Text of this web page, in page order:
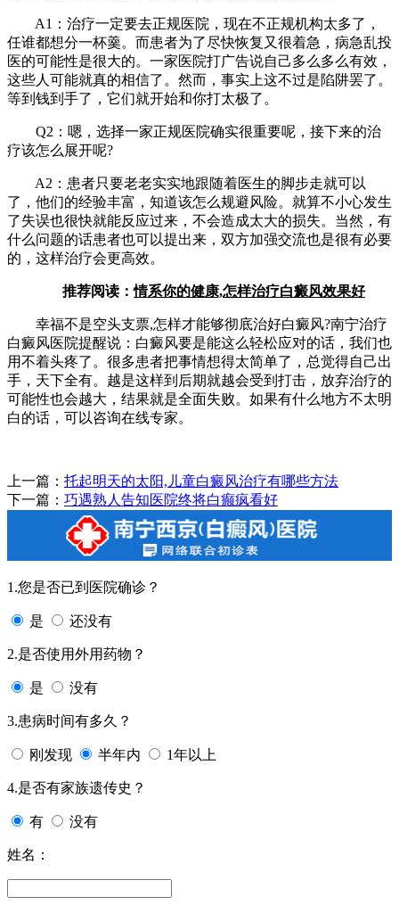
A1：治疗一定要去正规医院，现在不正规机构太多了，
任谁都想分一杯羹。而患者为了尽快恢复又很着急，病急乱投
医的可能性是很大的。一家医院打广告说自己多么多么有效，
这些人可能就真的相信了。然而，事实上这不过是陷阱罢了。
等到钱到手了，它们就开始和你打太极了。
Q2：嗯，选择一家正规医院确实很重要呢，接下来的治
疗该怎么展开呢?
A2：患者只要老老实实地跟随着医生的脚步走就可以
了，他们的经验丰富，知道该怎么规避风险。就算不小心发生
了失误也很快就能反应过来，不会造成太大的损失。当然，有
什么问题的话患者也可以提出来，双方加强交流也是很有必要
的，这样治疗会更高效。
推荐阅读：情系你的健康,怎样治疗白癜风效果好
幸福不是空头支票,怎样才能够彻底治好白癜风?南宁治疗
白癜风医院提醒说：白癜风要是能这么轻松应对的话，我们也
用不着头疼了。很多患者把事情想得太简单了，总觉得自己出
手，天下全有。越是这样到后期就越会受到打击，放弃治疗的
可能性也会越大，结果就是全面失败。如果有什么地方不太明
白的话，可以咨询在线专家。
上一篇： 托起明天的太阳,儿童白癜风治疗有哪些方法
下一篇： 巧遇熟人告知医院终将白癫疯看好
1.您是否已到医院确诊？
是 还没有
2.是否使用外用药物？
是 没有
3.患病时间有多久？
刚发现 半年内 1年以上
4.是否有家族遗传史？
有 没有
姓名：